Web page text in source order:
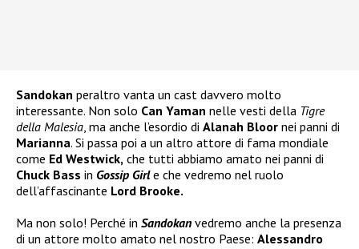
Sandokan peraltro vanta un cast davvero molto
interessante. Non solo Can Yaman nelle vesti della Tigre
della Malesia, ma anche l’esordio di Alanah Bloor nei panni di
Marianna. Si passa poi a un altro attore di fama mondiale
come Ed Westwick, che tutti abbiamo amato nei panni di
Chuck Bass in Gossip Girle che vedremo nel ruolo
dell’affascinante Lord Brooke.
Ma non solo! Perché in Sandokan vedremo anche la presenza
di un attore molto amato nel nostro Paese: Alessandro